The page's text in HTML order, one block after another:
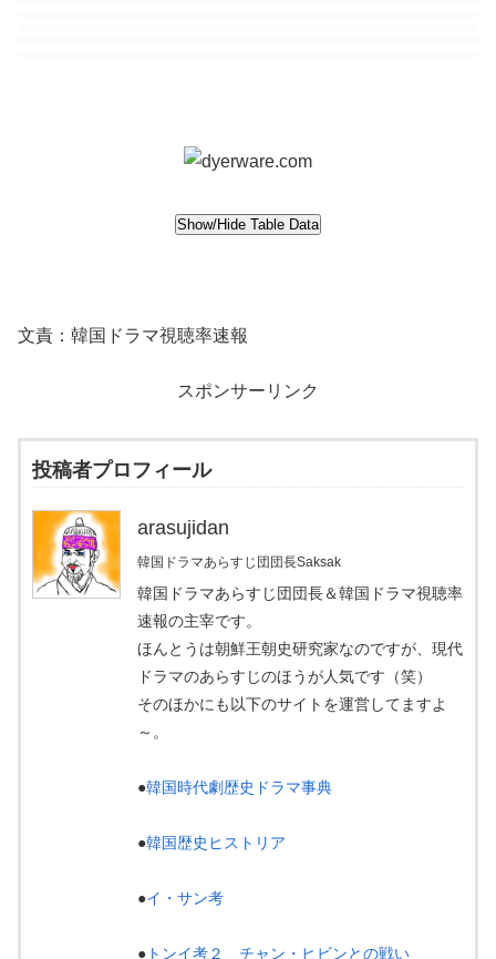
文責：韓国ドラマ視聴率速報
スポンサーリンク
投稿者プロフィール
arasujidan
韓国ドラマあらすじ団団長Saksak
韓国ドラマあらすじ団団長＆韓国ドラマ視聴率
速報の主宰です。
ほんとうは朝鮮王朝史研究家なのですが、現代
ドラマのあらすじのほうが人気です（笑）
そのほかにも以下のサイトを運営してますよ
～。
●韓国時代劇歴史ドラマ事典
●韓国歴史ヒストリア
●イ・サン考
● トンイ考２ チャン・ヒビンとの戦い